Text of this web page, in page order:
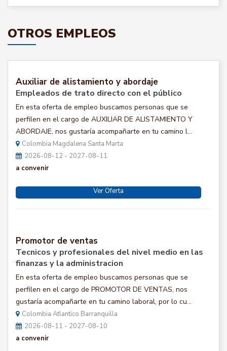
OTROS EMPLEOS
Auxiliar de alistamiento y abordaje
Empleados de trato directo con el público
En esta oferta de empleo buscamos personas que se
perfilen en el cargo de AUXILIAR DE ALISTAMIENTO Y
ABORDAJE, nos gustaría acompañarte en tu camino l...
Colombia Magdalena Santa Marta
2026-08-12 - 2027-08-11
a convenir
Ver Oferta
Promotor de ventas
Tecnicos y profesionales del nivel medio en las
finanzas y la administracion
En esta oferta de empleo buscamos personas que se
perfilen en el cargo de PROMOTOR DE VENTAS, nos
gustaría acompañarte en tu camino laboral, por lo cu...
Colombia Atlantico Barranquilla
2026-08-11 - 2027-08-10
a convenir